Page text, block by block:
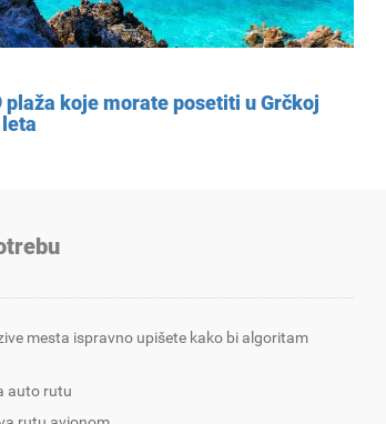
plaža koje morate posetiti u Grčkoj
mesta ispravno upišete kako bi algoritam
auto rutu